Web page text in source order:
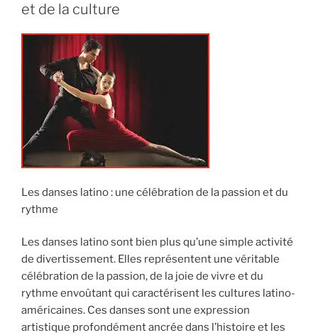
et de la culture
Les danses latino : une célébration de la passion et du
rythme
Les danses latino sont bien plus qu’une simple activité
de divertissement. Elles représentent une véritable
célébration de la passion, de la joie de vivre et du
rythme envoûtant qui caractérisent les cultures latino-
américaines. Ces danses sont une expression
artistique profondément ancrée dans l’histoire et les